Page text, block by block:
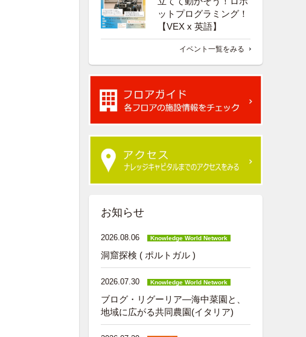
ットプログラミング！
【VEX x 英語】
イベント一覧をみる
お知らせ
2026.08.06 Knowledge World Network
洞窟探検 ( ポルトガル )
2026.07.30 Knowledge World Network
ブログ・リグーリア―海中菜園と、
地域に広がる共同農園(イタリア)